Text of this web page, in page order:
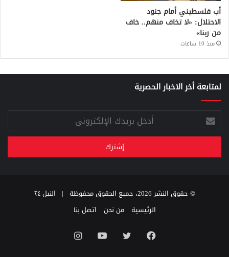
أب فلسطيني أمام جنود
الاحتلال: «لا تخاف منهم.. خاف
من ربنا»
منذ 10 ساعات
لمتابعة أخر الاخبار الحصرية
أدخل
بريدك
الإلكتروني
© حقوق النشر 2026، جميع الحقوق محفوظة |
النيل ٢٤
الرئيسية
من نحن اتصل بنا
فيسبوك تويتر يوتيوب